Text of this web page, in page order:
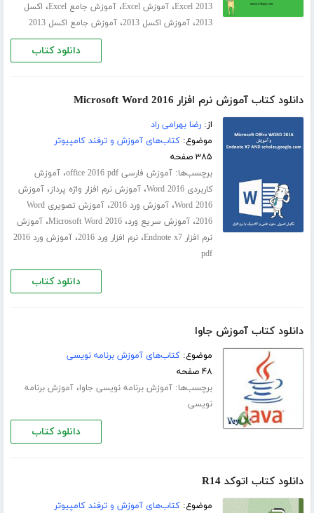
Excel 2013،آموزش Excel ،آموزش جامع Excel ، اکسل
2013،آموزش اکسل 2013 ،آموزش جامع اکسل 2013
دانلود کتاب
دانلود کتاب آموزش نرم افزار Microsoft Word 2016
از:رضا بهرامی راد
موضوع:کتاب‌های آموزش و ترفند کامپیوتر
۳۸۵ صفحه
برچسب‌ها:آموزش فارسی office 2016 pdf ،آموزش
کاربردی Word 2016
،آموزش نرم افزار واژه پرداز،آموزش
Word 2016،آموزش ورد 2016 ،
آموزش تصویری Word
2016،آموزش سریع ورد،Microsoft Word 2016،آموزش
نرم افزار Endnote x7
،نرم افزار ورد 2016 ،
آموزش ورد 2016
pdf
دانلود کتاب
دانلود کتاب آموزش جاوا
موضوع:کتاب‌های آموزش برنامه نویسی
۴۸ صفحه
برچسب‌ها:آموزش برنامه نویسی جاوا،آموزش برنامه
نویسی
دانلود کتاب
دانلود کتاب اتوکد R14
موضوع:کتاب‌های آموزش و ترفند کامپیوتر